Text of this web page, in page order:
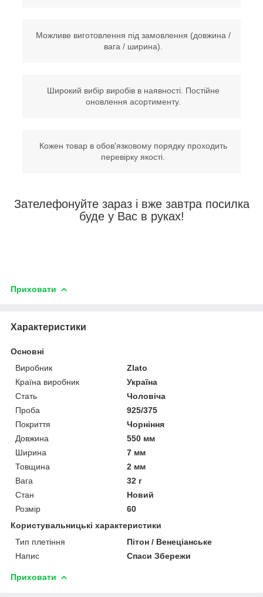
Можливе виготовлення під замовлення (довжина /
вага / ширина).
Широкий вибір виробів в наявності. Постійне
оновлення асортименту.
Кожен товар в обов'язковому порядку проходить
перевірку якості.
Зателефонуйте зараз і вже завтра посилка
буде у Вас в руках!
Приховати
Характеристики
Основні
Виробник
Zlato
Країна виробник
Україна
Стать
Чоловіча
Проба
925/375
Покриття
Чорніння
Довжина
550 мм
Ширина
7 мм
Товщина
2 мм
Вага
32 г
Стан
Новий
Розмір
60
Користувальницькі характеристики
Тип плетіння
Пітон / Венеціанське
Напис
Спаси Збережи
Приховати